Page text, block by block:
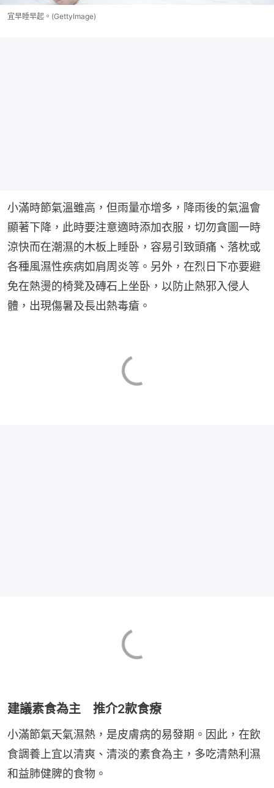
宜早睡早起。(GettyImage)
小滿時節氣溫雖高，但雨量亦增多，降雨後的氣溫會
顯著下降，此時要注意適時添加衣服，切勿貪圖一時
涼快而在潮濕的木板上睡卧，容易引致頭痛、落枕或
各種風濕性疾病如肩周炎等。另外，在烈日下亦要避
免在熱燙的椅凳及磚石上坐卧，以防止熱邪入侵人
體，出現傷暑及長出熱毒瘡。
建議素食為主 推介2款食療
小滿節氣天氣濕熱，是皮膚病的易發期。因此，在飲
食調養上宜以清爽、清淡的素食為主，多吃清熱利濕
和益肺健脾的食物。